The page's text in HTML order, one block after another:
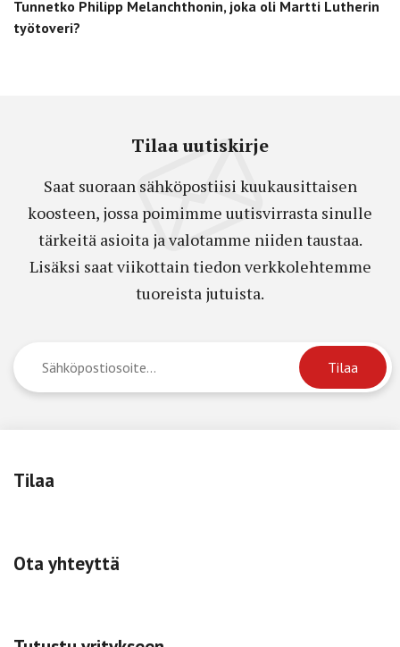
Tunnetko Philipp Melanchthonin, joka oli Martti Lutherin
työtoveri?
Tilaa uutiskirje
Saat suoraan sähköpostiisi kuukausittaisen
koosteen, jossa poimimme uutisvirrasta sinulle
tärkeitä asioita ja valotamme niiden taustaa.
Lisäksi saat viikottain tiedon verkkolehtemme
tuoreista jutuista.
Tilaa
Ota yhteyttä